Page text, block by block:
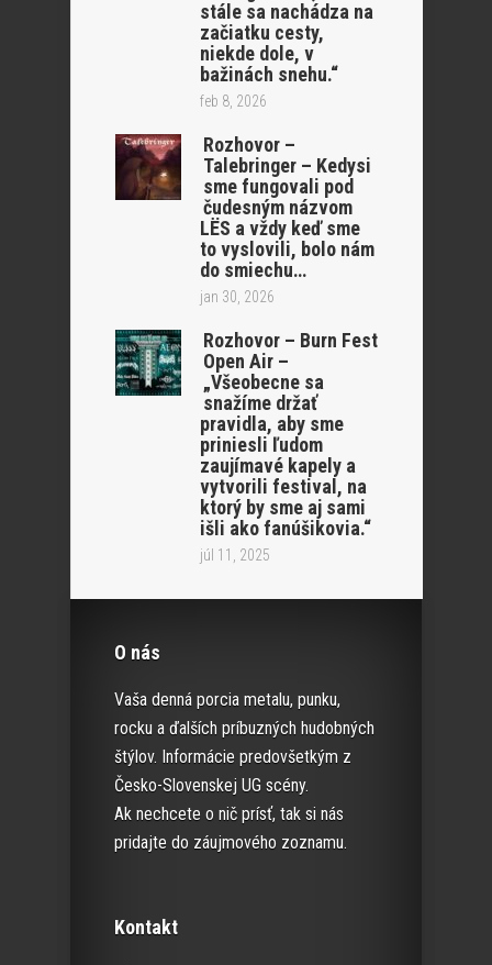
stále sa nachádza na
začiatku cesty,
niekde dole, v
bažinách snehu.“
feb 8, 2026
Rozhovor –
Talebringer – Kedysi
sme fungovali pod
čudesným názvom
LËS a vždy keď sme
to vyslovili, bolo nám
do smiechu…
jan 30, 2026
Rozhovor – Burn Fest
Open Air –
„Všeobecne sa
snažíme držať
pravidla, aby sme
priniesli ľudom
zaujímavé kapely a
vytvorili festival, na
ktorý by sme aj sami
išli ako fanúšikovia.“
júl 11, 2025
O nás
Vaša denná porcia metalu, punku,
rocku a ďalších príbuzných hudobných
štýlov. Informácie predovšetkým z
Česko-Slovenskej UG scény.
Ak nechcete o nič prísť, tak si nás
pridajte do záujmového zoznamu.
Kontakt